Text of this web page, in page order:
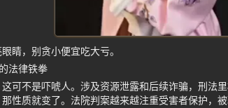
睛，别贪小便宜吃大亏。
法律铁拳
可不是吓唬人。涉及资源泄露和后续诈骗，刑法
性质就变了。法院判案越来越注重受害者保护，